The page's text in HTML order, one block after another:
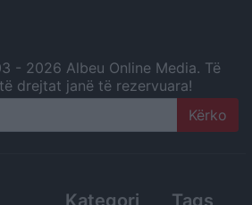
- 2026 Albeu Online Media. Të
drejtat janë të rezervuara!
Kategori Tags